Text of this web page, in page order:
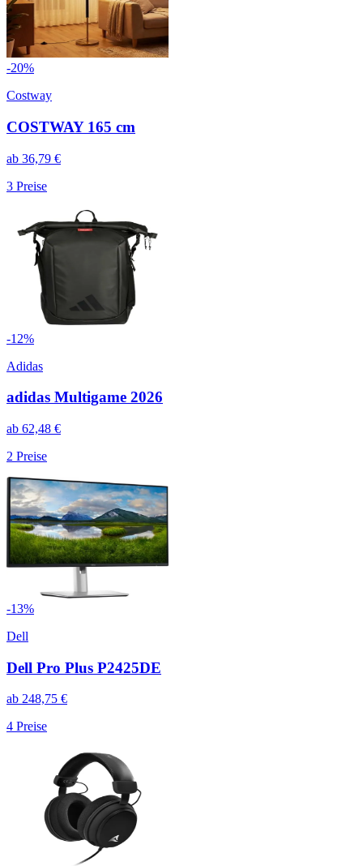
-20%
Costway
COSTWAY 165 cm
ab 36,79 €
3 Preise
-12%
Adidas
adidas Multigame 2026
ab 62,48 €
2 Preise
-13%
Dell
Dell Pro Plus P2425DE
ab 248,75 €
4 Preise